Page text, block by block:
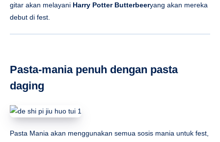
gitar akan melayani Harry Potter Butterbeeryang akan mereka
debut di fest.
Pasta-mania penuh dengan pasta
daging
Pasta Mania akan menggunakan semua sosis mania untuk fest,